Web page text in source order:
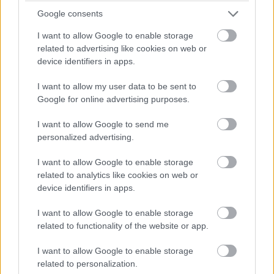
Google consents
I want to allow Google to enable storage
related to advertising like cookies on web or
device identifiers in apps.
I want to allow my user data to be sent to
Google for online advertising purposes.
I want to allow Google to send me
personalized advertising.
I want to allow Google to enable storage
related to analytics like cookies on web or
device identifiers in apps.
I want to allow Google to enable storage
related to functionality of the website or app.
I want to allow Google to enable storage
related to personalization.
Betón a drevo Drsné pôsobenie betónového stropu a podlahy zjemňuje
nábytok z borovicovej preglejky. Všetok nábytok a dvere v novej časti